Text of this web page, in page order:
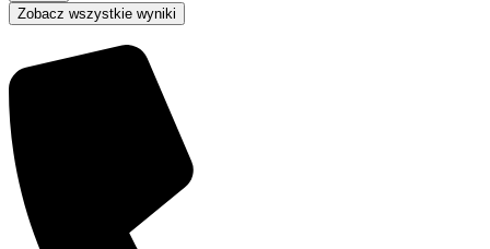
Zobacz wszystkie wyniki